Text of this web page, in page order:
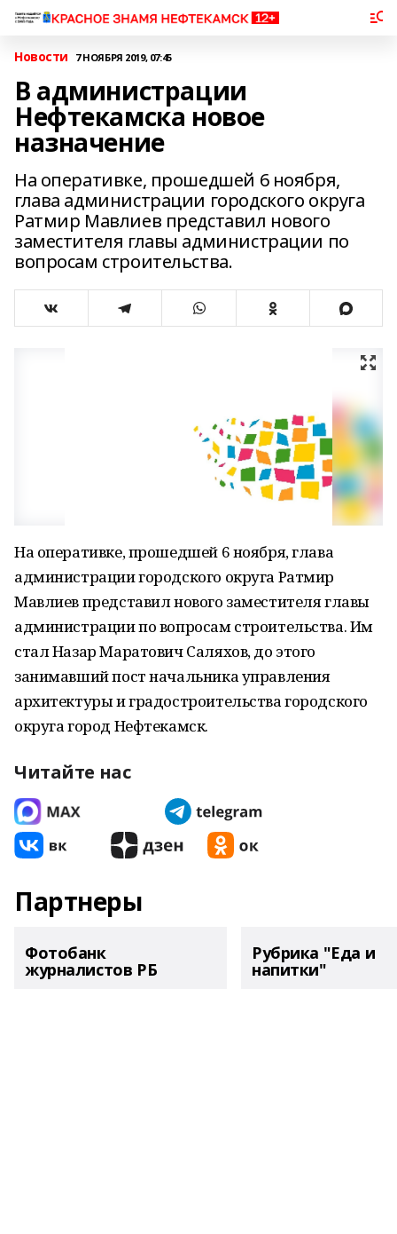
Новости 7 НОЯБРЯ 2019, 07:45
В администрации
Нефтекамска новое
назначение
На оперативке, прошедшей 6 ноября,
глава администрации городского округа
Ратмир Мавлиев представил нового
заместителя главы администрации по
вопросам строительства.
На оперативке, прошедшей 6 ноября, глава
администрации городского округа Ратмир
Мавлиев представил нового заместителя главы
администрации по вопросам строительства.Им
стал Назар Маратович Саляхов, до этого
занимавший пост начальника управления
архитектуры и градостроительства городского
округа город Нефтекамск.
Читайте нас
Партнеры
Фотобанк
журналистов РБ
Рубрика "Еда и
напитки"